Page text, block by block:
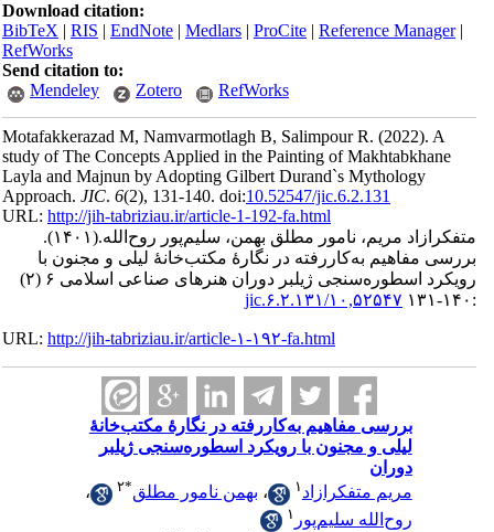
Download citation:
BibTeX|RIS| EndNote| Medlars| ProCite|Reference
RefWorks
Send citation to:
Mendeley
Zotero RefWorks
Motafakkerazad M, Namvarmotlagh B, Salimpour R.(2022).
study of The Concepts Applied in the Painting of
Layla and Majnun by Adopting Gilbert Durand`s Mythology
Approach.JIC.6(2), 131-140. doi:10.52547/jic.6.2.131
URL:http://jih-tabriziau.ir/article-1-192-fa.html
مریم، نامور مطلق بهمن، سلیم‌پور روح‌الله.
به‌کاررفته در نگارۀ مکتب‌خانۀ لیلی و مجنون با
رویکرد اسطوره‌سنجی ژیلبر دوران هنرهای صناعی اسلامی ۶ (۲)
۱۰,۵۲۵۴۷/jic.۶.۲.۱۳۱
URL:http://jih-tabriziau.ir/article-۱-۱۹۲-fa.html
بررسی مفاهیم به‌کاررفته در نگارۀ مکتب‌خانۀ
لیلی و مجنون با رویکرد اسطوره‌سنجی ژیلبر
مریم متفکرازاد ۱ بهمن نامور مطلق
،
روح‌الله سلیم‌پور